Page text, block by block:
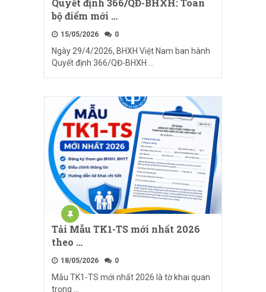
Quyết định 366/QĐ-BHXH: Toàn
bộ điểm mới …
15/05/2026 0
Ngày 29/4/2026, BHXH Việt Nam ban hành
Quyết định 366/QĐ-BHXH …
Tải Mẫu TK1-TS mới nhất 2026
theo …
18/05/2026 0
Mẫu TK1-TS mới nhất 2026 là tờ khai quan
trọng …